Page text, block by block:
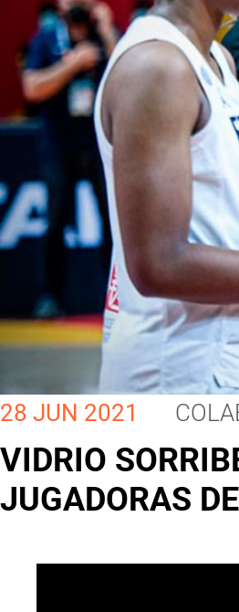
28 JUN 2021
VIDRIO
JUGADORAS